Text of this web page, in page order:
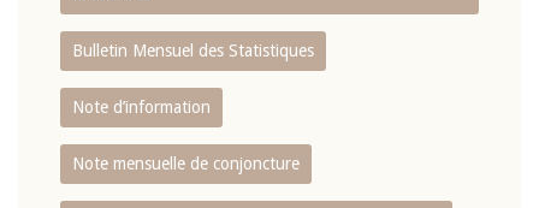
Bulletin Mensuel des Statistiques
Note d’information
Note mensuelle de conjoncture